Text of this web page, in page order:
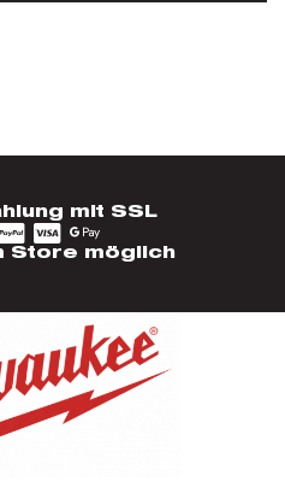
mit SSL
Store möglich